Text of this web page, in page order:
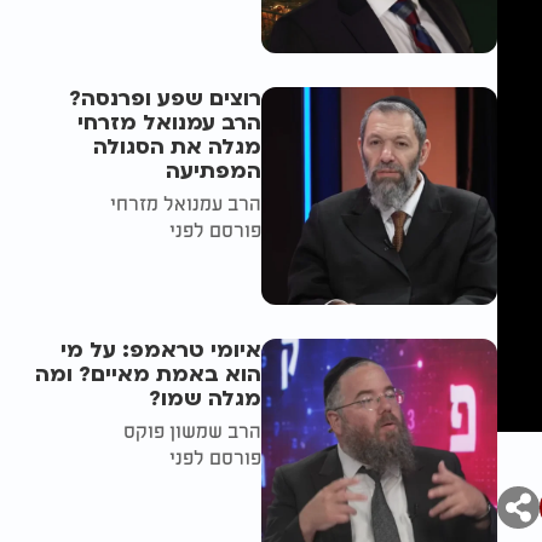
רוצים שפע ופרנסה?
הרב עמנואל מזרחי
מגלה את הסגולה
המפתיעה
הרב עמנואל מזרחי
פורסם לפני
איומי טראמפ: על מי
הוא באמת מאיים? ומה
מגלה שמו?
הרב שמשון פוקס
פורסם לפני